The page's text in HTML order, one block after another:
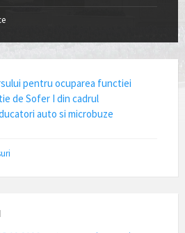
pentru ocuparea functiei
de Sofer I din cadrul
auto si microbuze